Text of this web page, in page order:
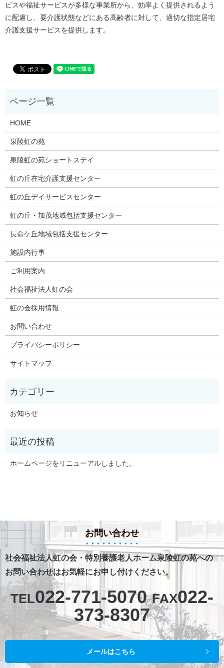
ビスや福祉サービスが多様な事業所から、効率よく提供されるよう
に配慮し、要介護状態などにある高齢者に対して、適切な指定居宅
介護支援サービスを提供します。
HOME
泉陵虹の苑
泉陵虹の苑ショートステイ
虹の丘在宅介護支援センター
虹の丘デイサービスセンター
虹の丘・加茂地域包括支援センター
長命ケ丘地域包括支援センター
施設内行事
ご利用案内
社会福祉法人虹の会
虹の会採用情報
お問い合わせ
プライバシーポリシー
サイトマップ
お知らせ
ホームページをリニューアルしました。
お問い合わせ
社会福祉法人虹の会・特別養護老人ホーム泉陵虹の苑への
お問い合わせはお気軽にお申し付けください。
TEL022-771-5070 FAX022-
373-8307
メールはこちら